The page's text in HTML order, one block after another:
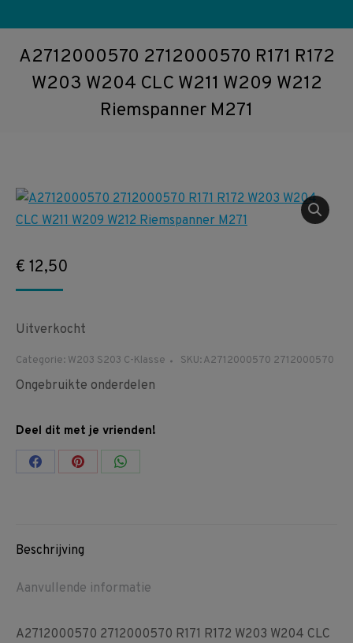
A2712000570 2712000570 R171 R172
W203 W204 CLC W211 W209 W212
Riemspanner M271
€ 12,50
Uitverkocht
Categorie: W203 S203 C-Klasse SKU:A2712000570 2712000570
Ongebruikte onderdelen
Deel dit met je vrienden!
Share Share Share
Beschrijving
Aanvullende informatie
A2712000570 2712000570 R171 R172 W203 W204 CLC